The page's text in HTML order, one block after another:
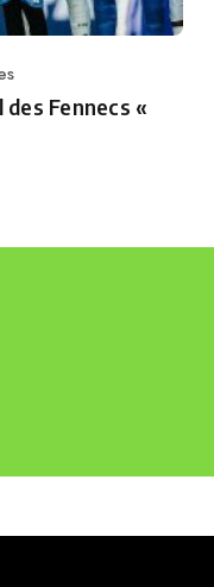
Fennecs «